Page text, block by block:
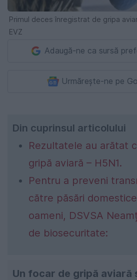
Primul deces înregistrat de gripa
EVZ
Adaugă-ne ca sursă
Urmărește-ne pe
Din cuprinsul articolului
Rezultatele au arătat
gripă aviară – H5N1.
Pentru a preveni
către păsări
oameni, DSVSA
de biosecuritate:
Un focar de gripă aviară